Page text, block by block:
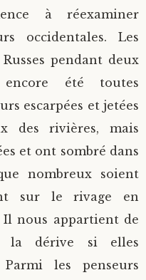
à réexaminer
occidentales. Les
pendant deux
été toutes
escarpées et jetées
des rivières, mais
et ont sombré dans
nombreux soient
sur le rivage en
Il nous appartient de
la dérive si elles
les penseurs